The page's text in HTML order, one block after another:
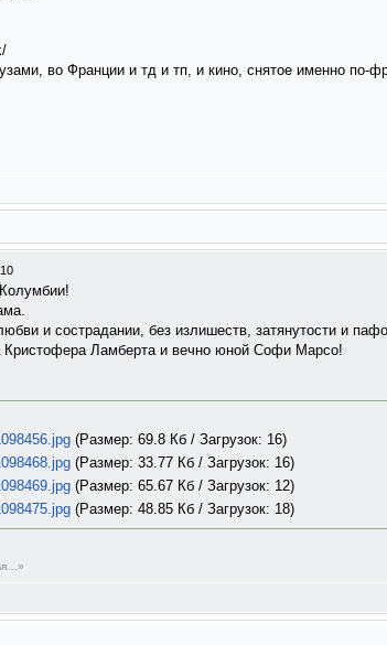
во Франции и тд и тп, и кино, снятое именно по-
и сострадании, без излишеств, затянутости и
Кристофера Ламберта и вечно юной Софи Марсо!
(Размер: 69.8 Кб / Загрузок: 16)
(Размер: 33.77 Кб / Загрузок: 16)
(Размер: 65.67 Кб / Загрузок: 12)
(Размер: 48.85 Кб / Загрузок: 18)